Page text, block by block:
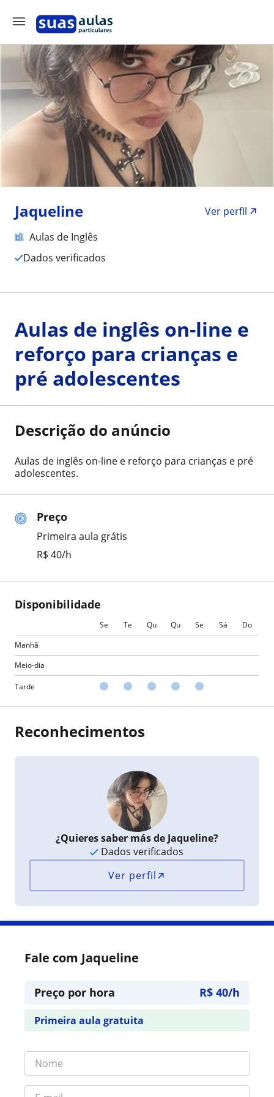
Jaqueline
Ver perfil
Aulas de Inglês
Dados verificados
Preço
Primeira aula grátis
R$ 40/h
Disponibilidade
Se Te Qu Qu Se Sá
Do
Manhã
Meio-dia
Tarde
Aulas de inglês on-line e
reforço para crianças e
pré adolescentes
Descrição do anúncio
Aulas de inglês on-line e reforço para crianças e pré
adolescentes.
Reconhecimentos
¿Quieres saber más de Jaqueline?
Dados verificados
Ver perfil
Fale com Jaqueline
Preço por hora R$ 40/h
Primeira aula gratuita